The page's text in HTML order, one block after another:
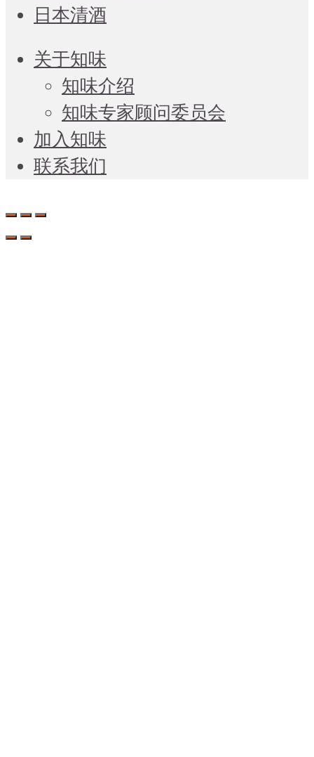
日本清酒
关于知味
知味介绍
知味专家顾问委员会
加入知味
联系我们